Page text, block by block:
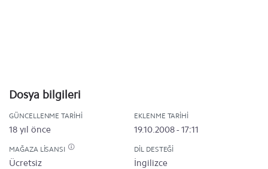
Dosya bilgileri
GÜNCELLENME TARIHI
18 yıl önce
EKLENME TARIHI
19.10.2008 - 17:11
MAĞAZA LISANSI
Ücretsiz
DIL DESTEĞI
İngilizce